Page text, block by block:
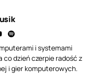
i systemami
dzień czerpie radość z
i gier komputerowych.